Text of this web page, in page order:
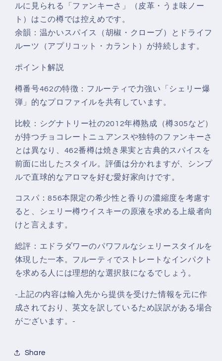
ルに見られる「ファンキーさ」（皮革・うま味ノー
ト）はこの樽では控えめです。
余韻：温かいスパイス（胡椒・クローブ）とドライフ
ルーツ（アプリコット・カラント）が持続します。
ポイント解説
樽番号462の特徴：フルーティで力強い「シェリー爆
弾」的なプロファイルを共有しています。
比較：シグナトリー社の2012年樽熟成（樽305など）
が持つチョコレートニュアンスや独特のファンキーさ
とは異なり、462番樽は焼き果実と古典的スパイスを
前面に出したスタイル。評価は分かれますが、シンプ
ルで直球的なアロマを好む愛好家向けです。
コスパ：856本限定の希少性と香りの濃縮度を考慮す
ると、シェリー樽ウイスキーの原液を求める上級者向
けと言えます。
総評：エドラダワーのパワフルなシェリースタイルを
体現した一本。フルーティでストレートなインパクト
を求める人には理想的な選択肢になるでしょう。
-上記の内容は輸入先から提供を受けた情報を元に作
成されており、英文を訳しているため誤訳がある場合
がございます。-
Share